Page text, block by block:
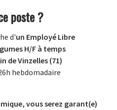
poste ?
d'un Employé Libre
H/F à temps
de Vinzelles (71)
hebdomadaire
vous serez garant(e)